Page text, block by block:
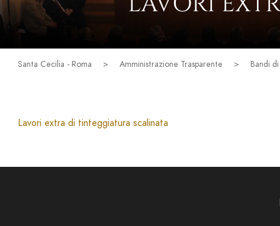
Santa Cecilia - Roma > Amministrazione Trasparente > Bandi
Lavori extra di tinteggiatura scalinata